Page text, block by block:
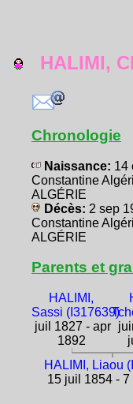
HALIMI,
Chronologie
Naissance: 14
Constantine
ALGÉRIE
Décès: 2 sep
Constantine
ALGÉRIE
Parents et
HALIMI,
Sassi (I317639)
juil 1827 - apr
1892
HALIMI, Liaou
15 juil 1854 - 7